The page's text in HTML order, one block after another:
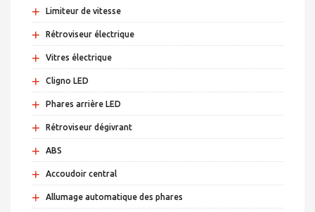
+ Limiteur de vitesse
+ Rétroviseur électrique
+ Vitres électrique
+ Cligno LED
+ Phares arrière LED
+ Rétroviseur dégivrant
+ ABS
+ Accoudoir central
+ Allumage automatique des phares